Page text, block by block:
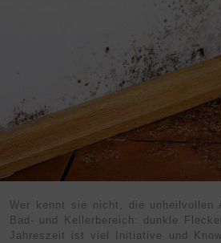
Wer kennt sie nicht, die unheil­vollen
Bad- und Keller­bereich: dunkle
Jahres­zeit ist viel Initiative und